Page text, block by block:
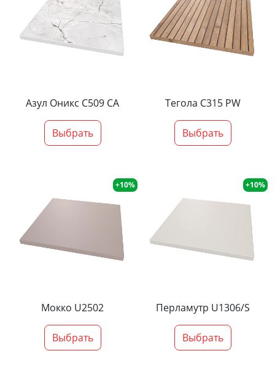
Азул Оникс С509 СА
Выбрать
Тегола С315 PW
Выбрать
+10%
Мокко U2502
Выбрать
+10%
Перламутр U1306/S
Выбрать